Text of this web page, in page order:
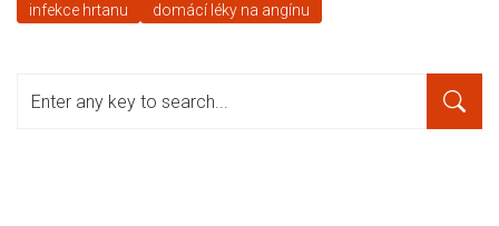
infekce hrtanu
domácí léky na angínu